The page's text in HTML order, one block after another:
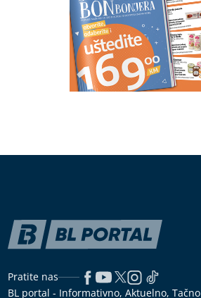
Pratite nas
BL portal - Informativno, Aktuelno, Tačno